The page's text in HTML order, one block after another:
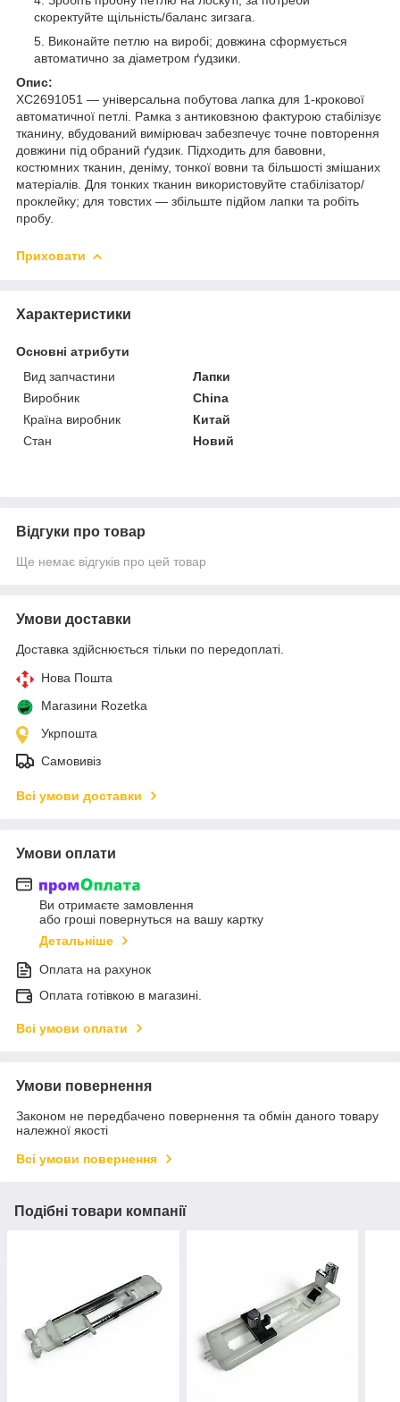
скоректуйте щільність/баланс зигзага.
Виконайте петлю на виробі; довжина сформується
автоматично за діаметром ґудзики.
Опис:
XC2691051 — універсальна побутова лапка для 1-крокової
автоматичної петлі. Рамка з антиковзною фактурою стабілізує
тканину, вбудований вимірювач забезпечує точне повторення
довжини під обраний ґудзик. Підходить для бавовни,
костюмних тканин, деніму, тонкої вовни та більшості змішаних
матеріалів. Для тонких тканин використовуйте стабілізатор/
проклейку; для товстих — збільште підйом лапки та робіть
пробу.
Приховати
Характеристики
Основні атрибути
Вид запчастини
Лапки
Виробник
China
Країна виробник
Китай
Стан
Новий
Відгуки про товар
Ще немає відгуків про цей товар
Умови доставки
Доставка здійснюється тільки по передоплаті.
Нова Пошта
Магазини Rozetka
Укрпошта
Самовивіз
Всі умови доставки
Умови оплати
Ви отримаєте замовлення
або гроші повернуться на вашу картку
Детальніше
Оплата на рахунок
Оплата готівкою в магазині.
Всі умови оплати
Умови повернення
Законом не передбачено повернення та обмін даного товару
належної якості
Всі умови повернення
Подібні товари компанії